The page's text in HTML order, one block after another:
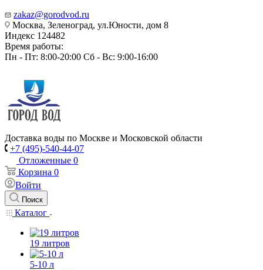
zakaz@gorodvod.ru
Москва, Зеленоград, ул.Юности, дом 8
Индекс 124482
Время работы:
Пн - Пт: 8:00-20:00 Сб - Вс: 9:00-16:00
Доставка воды по Москве и Московской области
+7 (495)-540-44-07
Отложенные 0
Корзина 0
Войти
Поиск
Каталог
19 литров
5-10 л